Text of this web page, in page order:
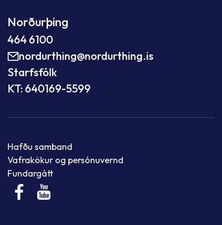
Norðurþing
464 6100
nordurthing@nordurthing.is
Starfsfólk
KT: 640169-5599
Hafðu samband
Vafrakökur og persónuvernd
Fundargátt